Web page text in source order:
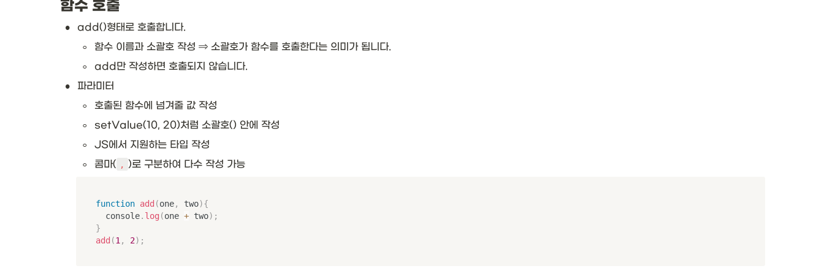
함수 호출
• add()형태로 호출합니다.
◦ 함수 이름과 소괄호 작성 ⇒ 소괄호가 함수를 호출한다는 의미가 됩니다.
◦ add만 작성하면 호출되지 않습니다.
• 파라미터
◦ 호출된 함수에 넘겨줄 값 작성
◦ setValue(10, 20)처럼 소괄호() 안에 작성
◦ JS에서 지원하는 타입 작성
◦ 콤마( , )로 구분하여 다수 작성 가능
function add (one, two){
	console
. log (one + two) ;
}
add (1, 2) ;